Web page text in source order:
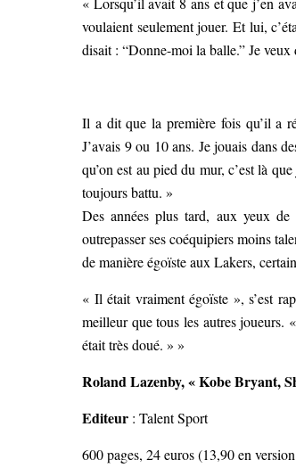
voulaient seulement jouer. Et lui,
disait : “Donne-moi la balle.” Je
Il a dit que la première fois qu’il a
J’avais 9 ou 10 ans. Je jouais dans
qu’on est au pied du mur, c’est là
toujours battu. »
Des années plus tard, aux yeux
outrepasser ses coéquipiers moins
de manière égoïste aux Lakers,
« Il était vraiment égoïste », s’est
meilleur que tous les autres
était très doué. » »
Roland Lazenby, « Kobe Bryant,
Editeur : Talent Sport
600 pages, 24 euros (13,90 en